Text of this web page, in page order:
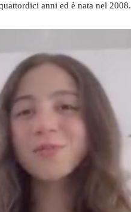
anni ed è nata nel 2008.